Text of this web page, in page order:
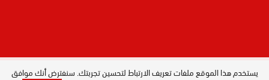
المدير العام : ليلى البصري بصيري / جميع
يستخدم هذا الموقع ملفات تعريف الارتباط لتحسين تجربتك. سنفترض أنك موافق